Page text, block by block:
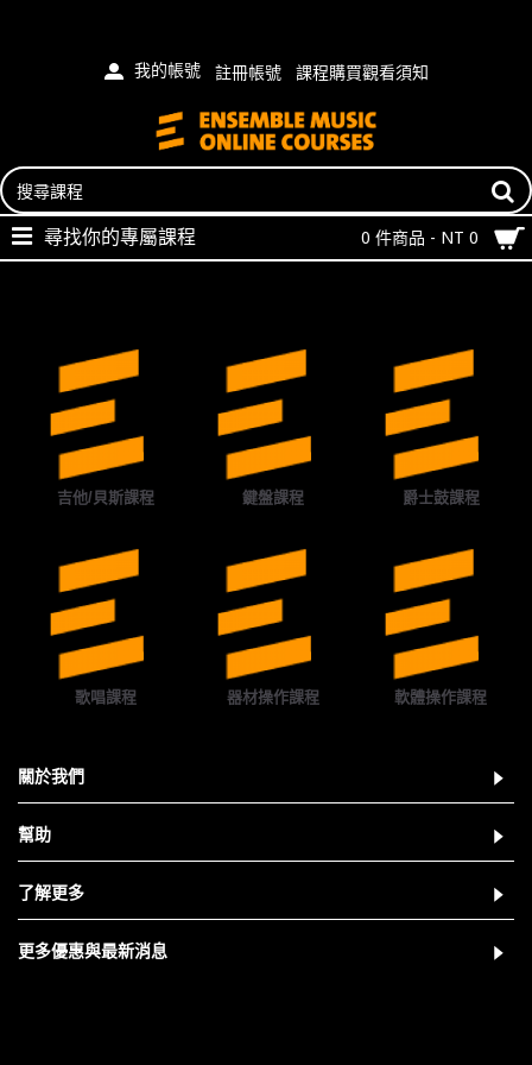
我的帳號 註冊帳號 課程購買觀看須知
0 件商品 - NT 0
尋找你的專屬課程
吉他/貝斯課程 鍵盤課程 爵士鼓課程
歌唱課程 器材操作課程 軟體操作課程
關於我們
幫助
了解更多
更多優惠與最新消息